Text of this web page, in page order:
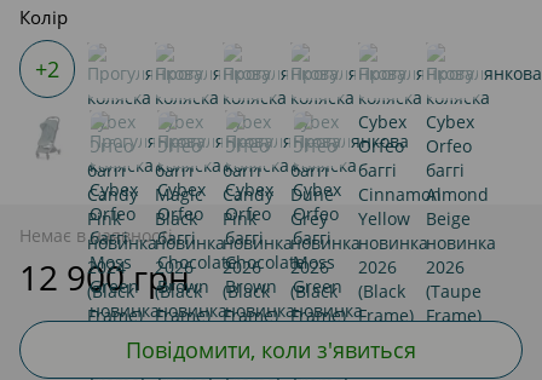
Колір
+2
Немає в наявності
12 900 грн
Повідомити, коли з'явиться